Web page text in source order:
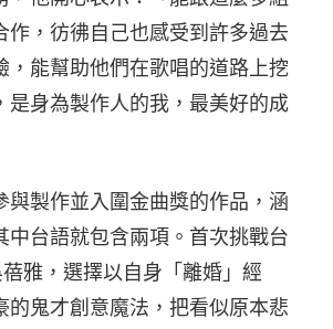
作，彷彿自己也感受到許多過去
，能幫助他們在歌唱的道路上挖
是身為製作人的我，最美好的成
與製作並入圍金曲獎的作品，涵
中台語就包含兩項。首次挑戰台
雅，選擇以自身「離婚」經
的鬼才創意魔法，把看似原本悲